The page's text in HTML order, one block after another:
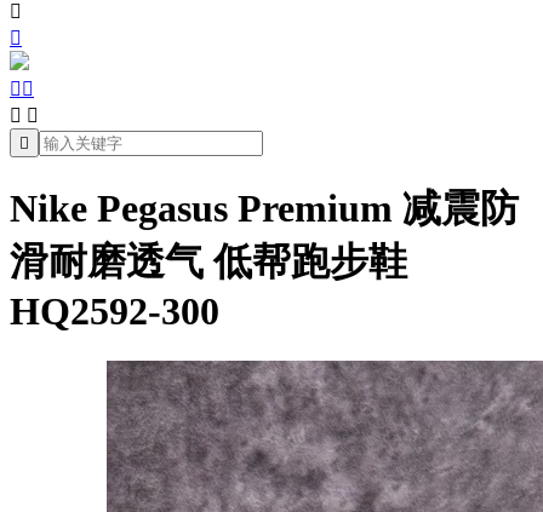


 
 

Nike Pegasus Premium 减震防
滑耐磨透气 低帮跑步鞋
HQ2592-300